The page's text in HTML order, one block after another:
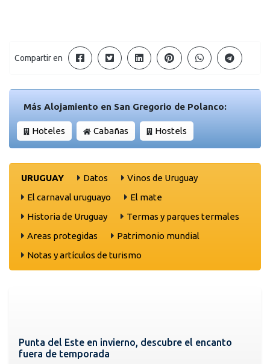
Compartir en
Más Alojamiento en San Gregorio de Polanco:
Hoteles Cabañas Hostels
URUGUAY Datos
Vinos de Uruguay
El carnaval uruguayo
El mate
Historia de Uruguay
Termas y parques termales
Areas protegidas
Patrimonio mundial
Notas y artículos de turismo
Punta del Este en invierno, descubre el encanto
fuera de temporada